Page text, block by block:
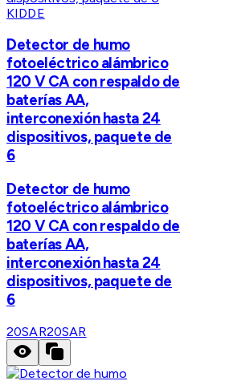
KIDDE
Detector de humo
fotoeléctrico alámbrico
120 V CA con respaldo de
baterías AA,
interconexión hasta 24
dispositivos, paquete de
6
Detector de humo
fotoeléctrico alámbrico
120 V CA con respaldo de
baterías AA,
interconexión hasta 24
dispositivos, paquete de
6
20SAR20SAR